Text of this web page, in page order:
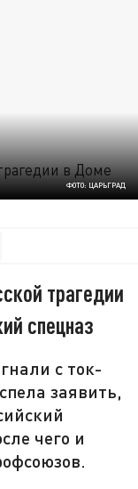
ФОТО: ЦАРЬГРАД
трагедии
спецназ
с ток-
заявить,
чего и